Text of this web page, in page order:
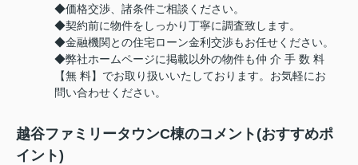
◆価格交渉、諸条件ご相談ください。
◆契約前に物件をしっかり丁寧に調査致します。
◆金融機関との住宅ローン金利交渉もお任せください。
◆弊社ホームページに掲載以外の物件も仲 介 手 数 料
【無 料】でお取り扱いいたしております。お気軽にお
問い合わせください。
越谷ファミリータウンC棟のコメント(おすすめポ
イント)